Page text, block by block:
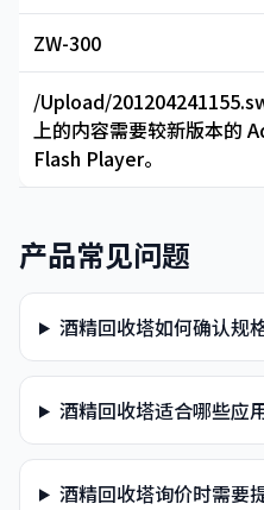
ZW-300
/Upload/
上的内容需要较新版本的
Flash Player。
产品常见问题
酒精回收塔如何确认规
酒精回收塔适合哪些应
酒精回收塔询价时需要